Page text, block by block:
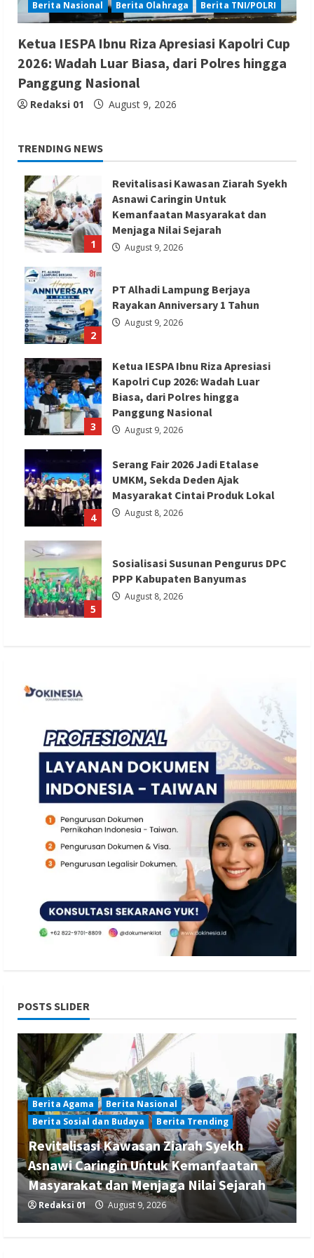
Berita Nasional Berita Olahraga Berita TNI/POLRI
Ketua IESPA Ibnu Riza Apresiasi Kapolri Cup
2026: Wadah Luar Biasa, dari Polres hingga
Panggung Nasional
Redaksi 01 August 9, 2026
TRENDING NEWS
1
Revitalisasi Kawasan Ziarah Syekh
Asnawi Caringin Untuk
Kemanfaatan Masyarakat dan
Menjaga Nilai Sejarah
August 9, 2026
2
PT Alhadi Lampung Berjaya
Rayakan Anniversary 1 Tahun
August 9, 2026
3
Ketua IESPA Ibnu Riza Apresiasi
Kapolri Cup 2026: Wadah Luar
Biasa, dari Polres hingga
Panggung Nasional
August 9, 2026
4
Serang Fair 2026 Jadi Etalase
UMKM, Sekda Deden Ajak
Masyarakat Cintai Produk Lokal
August 8, 2026
5
Sosialisasi Susunan Pengurus DPC
PPP Kabupaten Banyumas
August 8, 2026
POSTS SLIDER
Berita Agama
Berita Nasional
Berita Sosial dan Budaya
Berita Trending
Revitalisasi Kawasan Ziarah Syekh
Asnawi Caringin Untuk Kemanfaatan
Masyarakat dan Menjaga Nilai Sejarah
Redaksi 01 August 9, 2026